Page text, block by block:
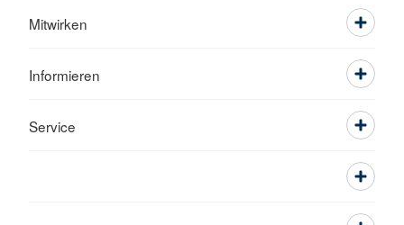
Mitwirken
Informieren
Service